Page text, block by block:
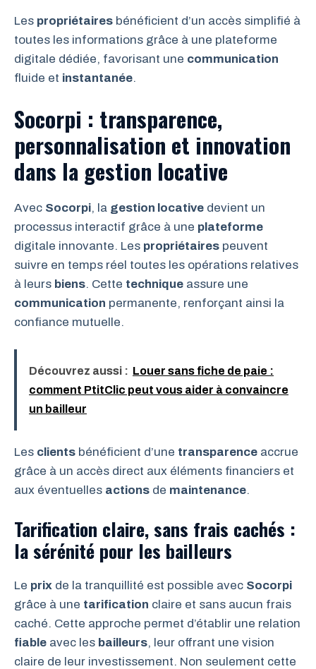
Les propriétaires bénéficient d’un accès simplifié à
toutes les informations grâce à une plateforme
digitale dédiée, favorisant une communication
fluide et instantanée.
Socorpi : transparence,
personnalisation et innovation
dans la gestion locative
Avec Socorpi, la gestion locative devient un
processus interactif grâce à une plateforme
digitale innovante. Les propriétaires peuvent
suivre en temps réel toutes les opérations relatives
à leurs biens. Cette technique assure une
communication permanente, renforçant ainsi la
confiance mutuelle.
Découvrez aussi : Louer sans fiche de paie :
comment PtitClic peut vous aider à convaincre
un bailleur
Les clients bénéficient d’une transparence accrue
grâce à un accès direct aux éléments financiers et
aux éventuelles actions de maintenance.
Tarification claire, sans frais cachés :
la sérénité pour les bailleurs
Le prix de la tranquillité est possible avec Socorpi
grâce à une tarification claire et sans aucun frais
caché. Cette approche permet d’établir une relation
fiable avec les bailleurs, leur offrant une vision
claire de leur investissement. Non seulement cette